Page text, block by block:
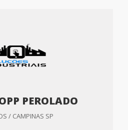
PEROLADO
/ CAMPINAS SP